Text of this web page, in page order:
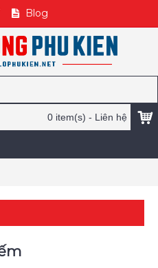
Blog
0 item(s) - Liên hệ